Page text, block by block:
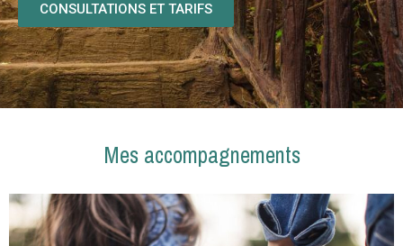
CONSULTATIONS ET TARIFS
Mes accompagnements